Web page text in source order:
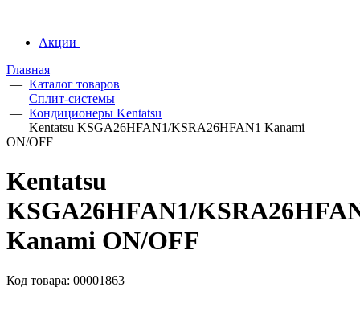
Акции
Главная
— Каталог товаров
— Сплит-системы
— Кондиционеры Kentatsu
— Kentatsu KSGA26HFAN1/KSRA26HFAN1 Kanami
ON/OFF
Kentatsu
KSGA26HFAN1/
Kanami ON/OFF
Код товара: 00001863